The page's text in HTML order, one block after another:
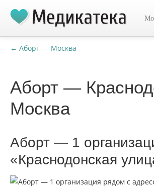
← Аборт — Москва
Аборт —
Москва
Аборт — 1
«Краснодонская